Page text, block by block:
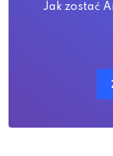
Jak zostać